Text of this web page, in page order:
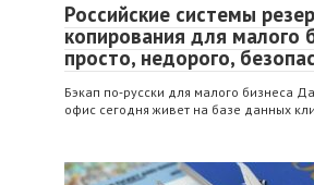
Российские системы
копирования для малого
просто, недорого,
Бэкап по‑русски для малого бизнеса
офис сегодня живет на базе данных